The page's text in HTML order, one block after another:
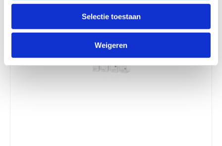
Selectie toestaan
Weigeren
Alternatieve producten